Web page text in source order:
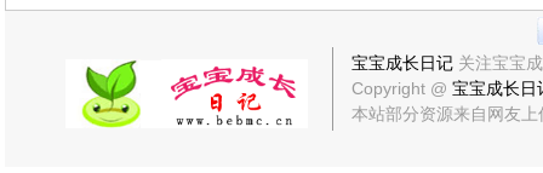
宝宝成长日记 关注宝宝
Copyright @ 宝宝成长日
本站部分资源来自网友